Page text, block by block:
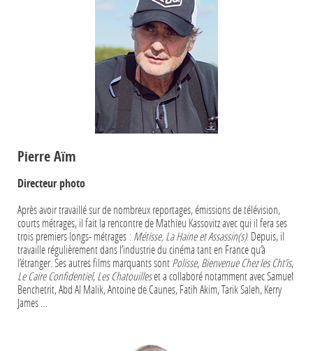
Pierre Aïm
Directeur photo
Après avoir travaillé sur de nombreux reportages, émissions de télévision,
courts métrages, il fait la rencontre de Mathieu Kassovitz avec qui il fera ses
trois premiers longs- métrages :Métisse, La Haine et Assassin(s). Depuis, il
travaille régulièrement dans l’industrie du cinéma tant en France qu’à
l’étranger. Ses autres films marquants sontPolisse,Bienvenue Chez les Cht’is,
Le Caire Confidentiel,Les Chatouilleset a collaboré notamment avec Samuel
Benchetrit, Abd Al Malik, Antoine de Caunes, Fatih Akim, Tarik Saleh, Kerry
James …